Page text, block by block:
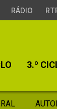
RÁDIO
3.º